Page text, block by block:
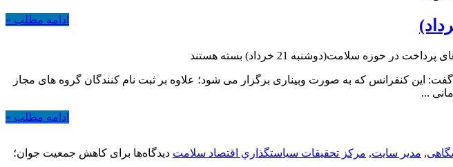
ادامه مطلب »
در حوزه سلامت(دوشنبه 21 خرداد) بسته هستند
این کنفرانس که به صورت وبیناری برگزار می شود؛ علاوه بر ثبت نام کنندگان گروه های مجاز
...
ادامه مطلب »
, مدیر سایت, مركز تحقيقات سياستگذاري اقتصاد سلامت دیدگاه‌ها برای کاهش جمعیت جوان؛